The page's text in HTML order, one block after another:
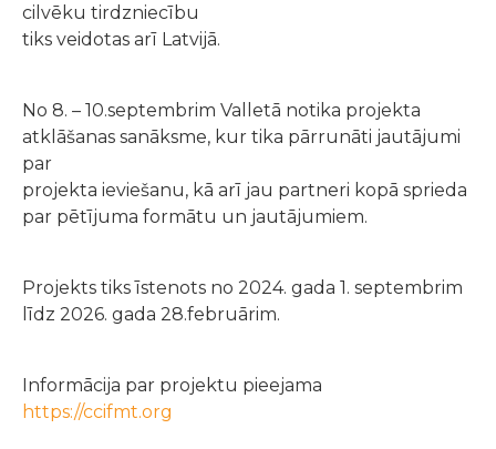
cilvēku tirdzniecību
tiks veidotas arī Latvijā.
No 8. – 10.septembrim Valletā notika projekta
atklāšanas sanāksme, kur tika pārrunāti jautājumi
par
projekta ieviešanu, kā arī jau partneri kopā sprieda
par pētījuma formātu un jautājumiem.
Projekts tiks īstenots no 2024. gada 1. septembrim
līdz 2026. gada 28.februārim.
Informācija par projektu pieejama
https://ccifmt.org